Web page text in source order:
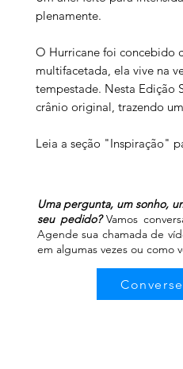
plenamente.
O Hurricane foi concebido
multifacetada, ela vive na
tempestade. Nesta Edição
crânio original, trazendo
Leia a seção "Inspiração"
Uma pergunta, um sonho,
seu pedido?Vamos
Agende sua chamada de
em algumas vezes ou como